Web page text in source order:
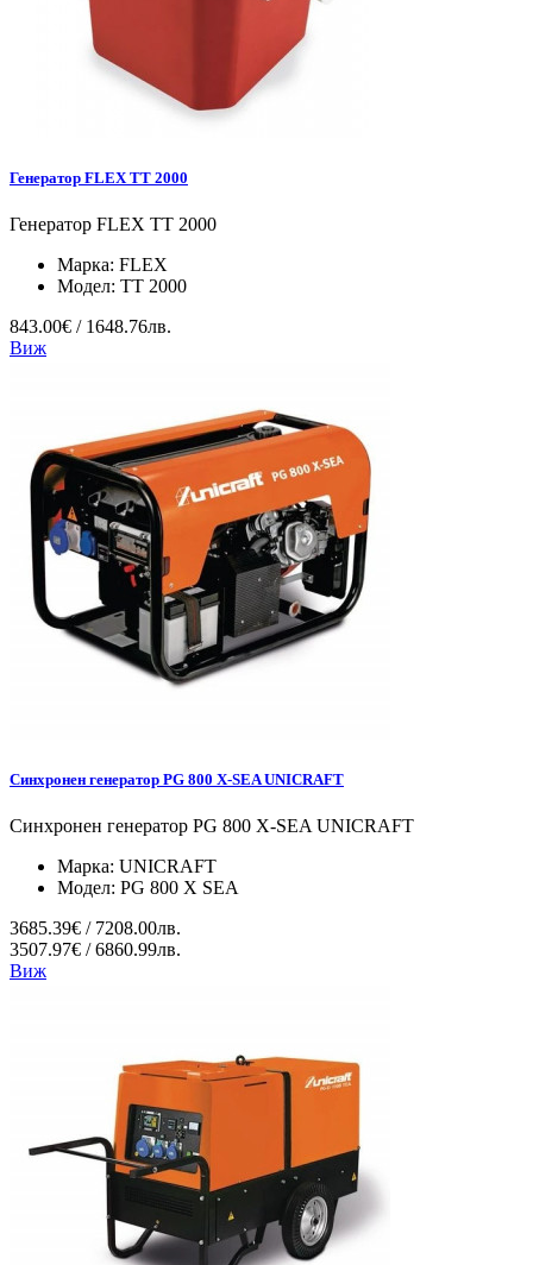
Генератор FLEX TT 2000
Генератор FLEX TT 2000
Марка: FLEX
Модел: TT 2000
843.00€ / 1648.76лв.
Виж
Синхронен генератор PG 800 X-SEA UNICRAFT
Синхронен генератор PG 800 X-SEA UNICRAFT
Марка: UNICRAFT
Модел: PG 800 X SEA
3685.39€ / 7208.00лв.
3507.97€ / 6860.99лв.
Виж